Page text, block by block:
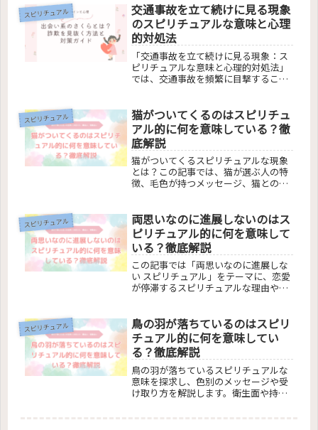
介します。あなたの人生に蝶がもたら
す神秘的なメッセージを探求しましょ
う。
スピリチュアル
交通事故を立て続けに見る現象
のスピリチュアルな意味と心理
的対処法
「交通事故を立て続けに見る現象：ス
ピリチュアルな意味と心理的対処法」
では、交通事故を頻繁に目撃すること
とその対策、事故目撃の連鎖を断ち切
る方法、および周囲の事故と自分との
関係について解説します。この記事
で、立て続けに事故を目撃する現象の
理由と対処法を理解し、心理的な安定
を得るための実践的アドバイスを提供
します。
スピリチュアル
猫がついてくるのはスピリチュ
アル的に何を意味している？徹
底解説
猫がついてくるスピリチュアルな現象
とは？この記事では、猫が選ぶ人の特
徴、毛色が持つメッセージ、猫との正
との不思議な縁から幸運を引き寄せる
方法を学びましょう。
スピリチュアル
両思いなのに進展しないのはス
ピリチュアル的に何を意味して
いる？徹底解説
この記事では「両思いなのに進展しな
い スピリチュアル」をテーマに、恋愛
が停滞するスピリチュアルな理由や、
らない恋から学ぶ教訓、運命の人との
出会いの前に立ちはだかる試練、そし
てスピリチュアルな視点で恋愛を見る
方法についても解説。恋愛の深い意味
を理解し、前向きな一歩を踏み出すた
めのヒントを提供します。
スピリチュアル
鳥の羽が落ちているのはスピリ
チュアル的に何を意味してい
る？徹底解説
鳥の羽が落ちているスピリチュアルな
意味を探求し、色別のメッセージや受
け取り方を解説します。衛生面や持ち